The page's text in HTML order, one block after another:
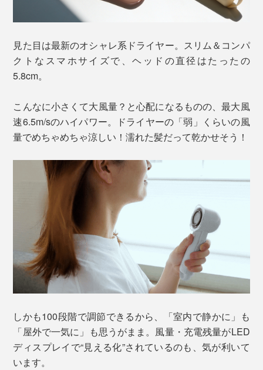
見た目は最新のオシャレ系ドライヤー。スリム＆コンパ
クトなスマホサイズで、ヘッドの直径はたったの
5.8cm。
こんなに小さくて大風量？と心配になるものの、最大風
速6.5m/sのハイパワー。ドライヤーの「弱」くらいの風
量でめちゃめちゃ涼しい！濡れた髪だって乾かせそう！
しかも100段階で調節できるから、「室内で静かに」も
「屋外で一気に」も思うがまま。風量・充電残量がLED
ディスプレイで“見える化”されているのも、気が利いて
います。